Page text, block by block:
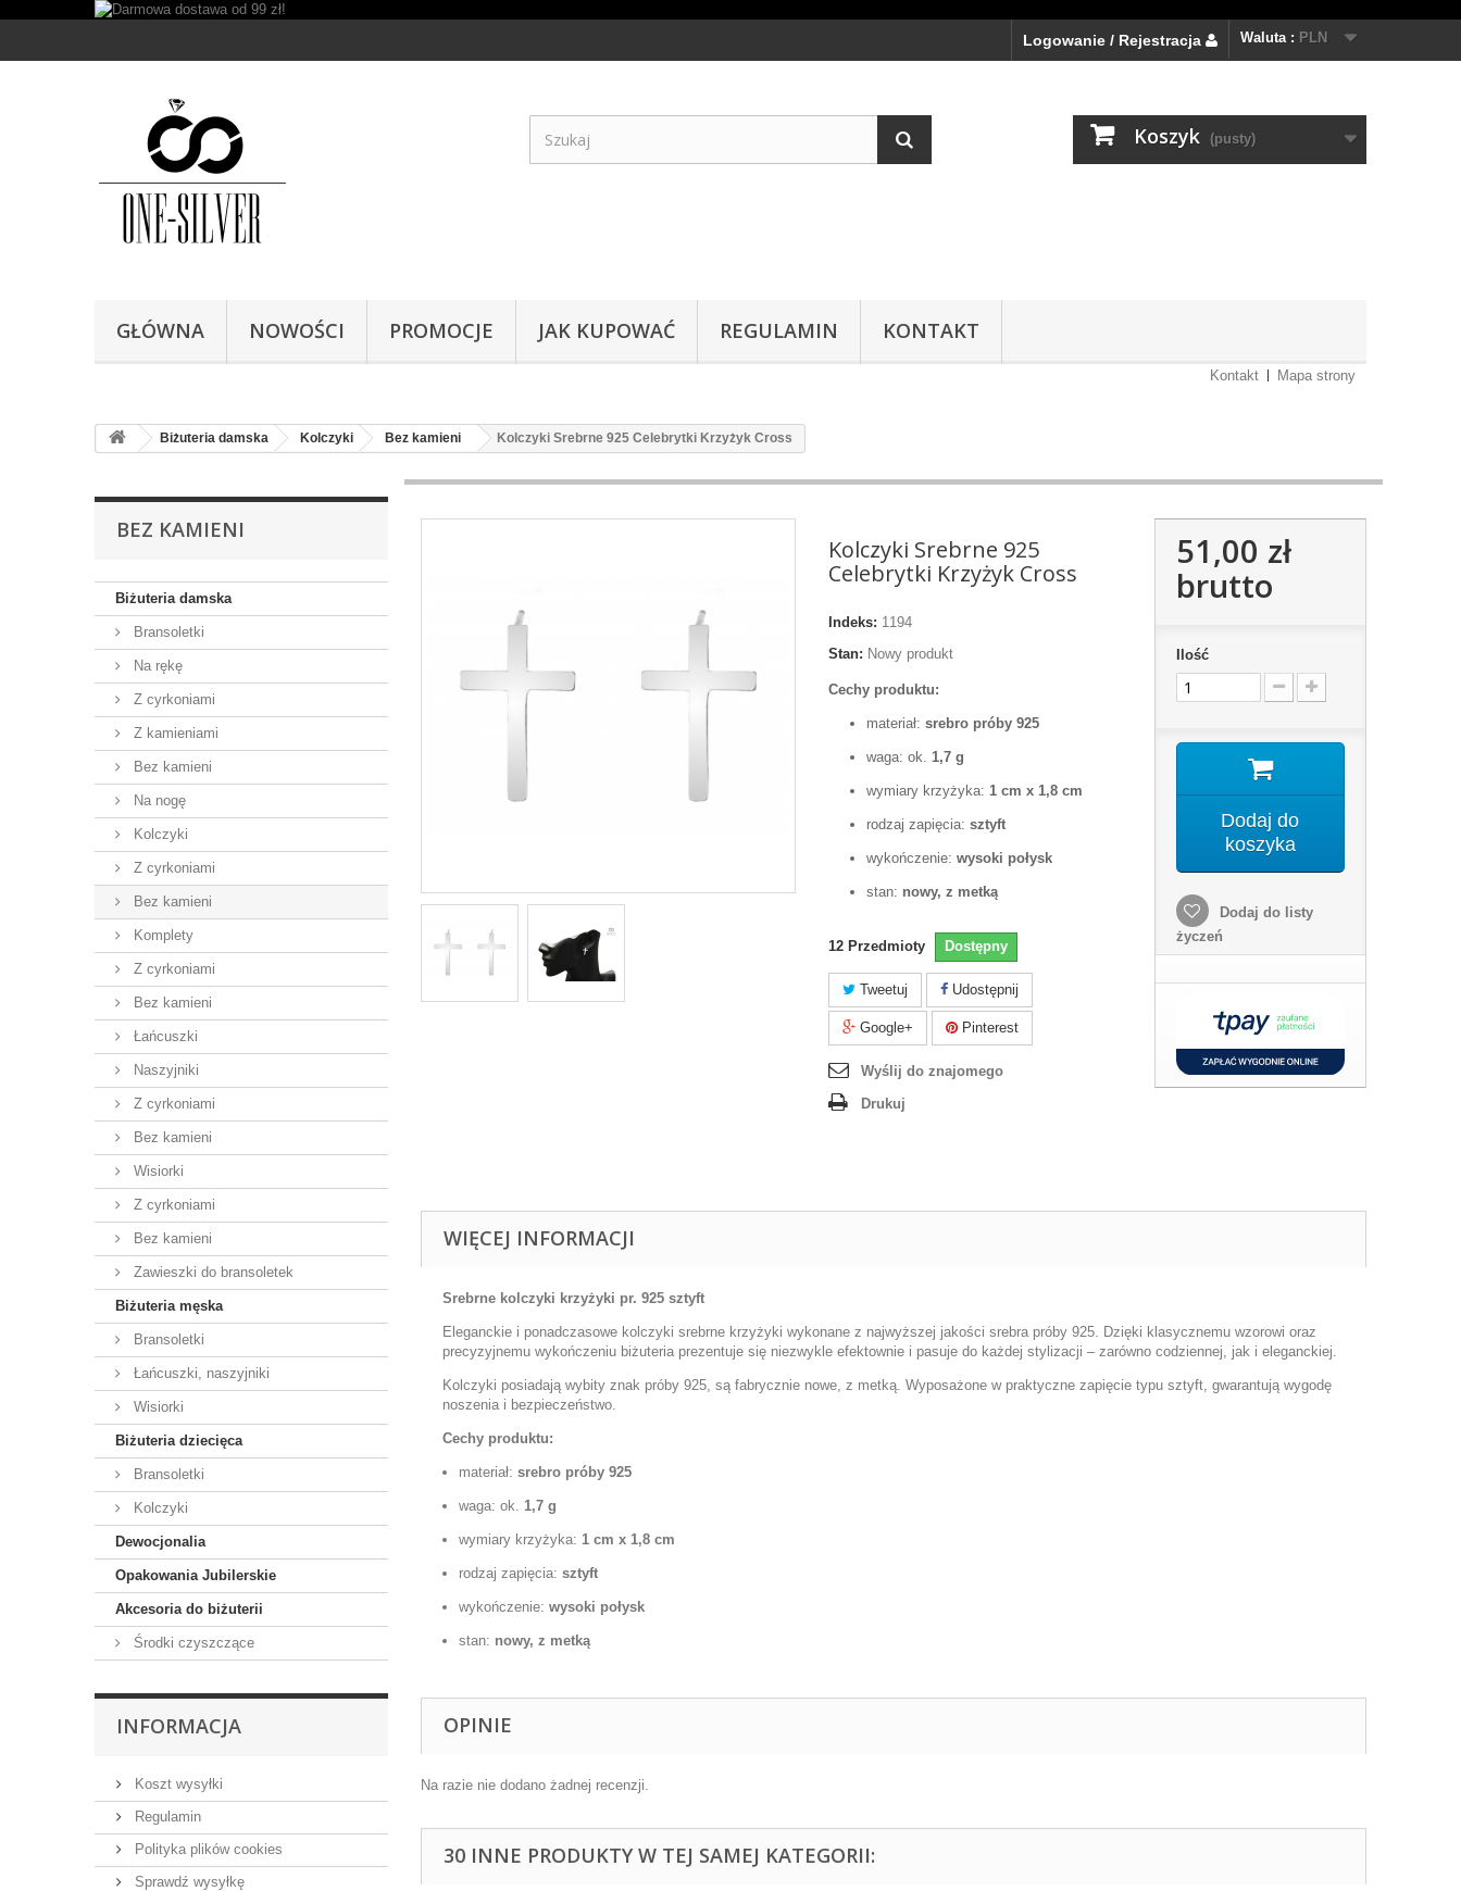
Waluta : PLN
Logowanie / Rejestracja
Koszyk (pusty)
GŁÓWNA NOWOŚCI PROMOCJE JAK KUPOWAĆ REGULAMIN KONTAKT
Kontakt Mapa strony
Biżuteria damska Kolczyki Bez kamieni Kolczyki Srebrne 925 Celebrytki Krzyżyk Cross
BEZ KAMIENI
Biżuteria damska
Bransoletki
Na rękę
Z cyrkoniami
Z kamieniami
Bez kamieni
Na nogę
Kolczyki
Z cyrkoniami
Bez kamieni
Komplety
Z cyrkoniami
Bez kamieni
Łańcuszki
Naszyjniki
Z cyrkoniami
Bez kamieni
Wisiorki
Z cyrkoniami
Bez kamieni
Zawieszki do bransoletek
Biżuteria męska
Bransoletki
Łańcuszki, naszyjniki
Wisiorki
Biżuteria dziecięca
Bransoletki
Kolczyki
Dewocjonalia
Opakowania Jubilerskie
Akcesoria do biżuterii
Środki czyszczące
INFORMACJA
Koszt wysyłki
Regulamin
Polityka plików cookies
Sprawdź wysyłkę
Kolczyki Srebrne 925
Celebrytki Krzyżyk Cross
Indeks: 1194
Stan: Nowy produkt
Cechy produktu:
materiał: srebro próby 925
waga: ok. 1,7 g
wymiary krzyżyka: 1 cm x 1,8 cm
rodzaj zapięcia: sztyft
wykończenie: wysoki połysk
stan: nowy, z metką
12 Przedmioty Dostępny
Tweetuj Udostępnij
Google+ Pinterest
Wyślij do znajomego
Drukuj
51,00 zł
brutto
Ilość
Dodaj do
koszyka
Dodaj do listy
życzeń
WIĘCEJ INFORMACJI
Srebrne kolczyki krzyżyki pr. 925 sztyft
Eleganckie i ponadczasowe kolczyki srebrne krzyżyki wykonane z najwyższej jakości srebra próby 925. Dzięki klasycznemu wzorowi oraz
precyzyjnemu wykończeniu biżuteria prezentuje się niezwykle efektownie i pasuje do każdej stylizacji – zarówno codziennej, jak i eleganckiej.
Kolczyki posiadają wybity znak próby 925, są fabrycznie nowe, z metką. Wyposażone w praktyczne zapięcie typu sztyft, gwarantują wygodę
noszenia i bezpieczeństwo.
Cechy produktu:
materiał: srebro próby 925
waga: ok. 1,7 g
wymiary krzyżyka: 1 cm x 1,8 cm
rodzaj zapięcia: sztyft
wykończenie: wysoki połysk
stan: nowy, z metką
OPINIE
Na razie nie dodano żadnej recenzji.
30 INNE PRODUKTY W TEJ SAMEJ KATEGORII: